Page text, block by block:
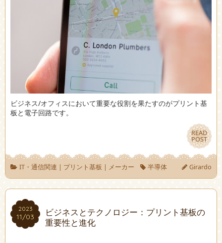
ビジネス/オフィスにおいて重要な役割を果たすのがプリント基
板と電子回路です。
READ
POST
READ
POST
IT・通信関連 | プリント基板 | メーカー 半導体 Girardo
2023
11/03
2023
11/03
ビジネスとテクノロジー：プリント基板の
重要性と進化